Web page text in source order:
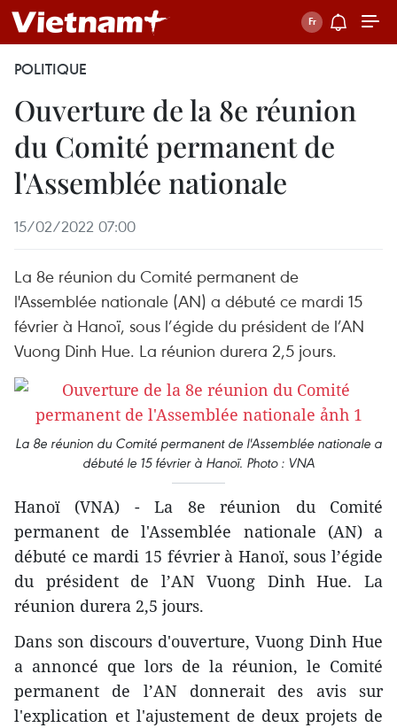
POLITIQUE
Ouverture de la 8e réunion
du Comité permanent de
l'Assemblée nationale
15/02/2022 07:00
La 8e réunion du Comité permanent de
l'Assemblée nationale (AN) a débuté ce mardi 15
février à Hanoï, sous l’égide du président de l’AN
Vuong Dinh Hue. La réunion durera 2,5 jours.
La 8e réunion du Comité permanent de l'Assemblée nationale a
débuté le 15 février à Hanoï. Photo : VNA
Hanoï (VNA) - La 8e réunion du Comité
permanent de l'Assemblée nationale (AN) a
débuté ce mardi 15 février à Hanoï, sous l’égide
du président de l’AN Vuong Dinh Hue. La
réunion durera 2,5 jours.
Dans son discours d'ouverture, Vuong Dinh Hue
a annoncé que lors de la réunion, le Comité
permanent de l’AN donnerait des avis sur
l'explication et l'ajustement de deux projets de